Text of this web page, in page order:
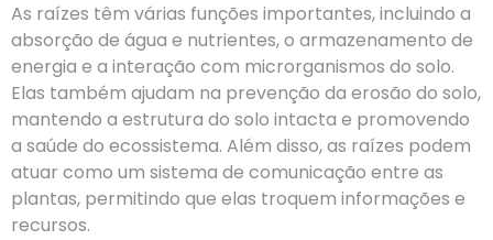
As raízes têm várias funções importantes, incluindo a
absorção de água e nutrientes, o armazenamento de
energia e a interação com microrganismos do solo.
Elas também ajudam na prevenção da erosão do solo,
mantendo a estrutura do solo intacta e promovendo
a saúde do ecossistema. Além disso, as raízes podem
atuar como um sistema de comunicação entre as
plantas, permitindo que elas troquem informações e
recursos.